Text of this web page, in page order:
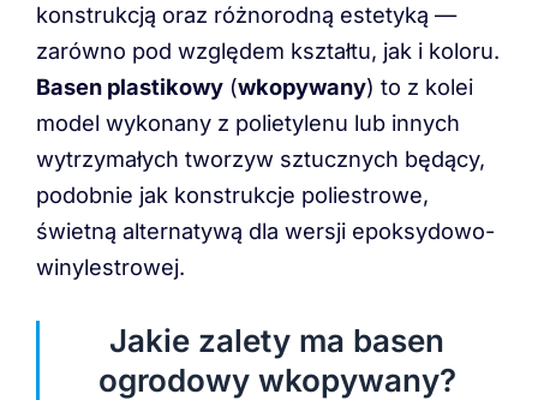
konstrukcją oraz różnorodną estetyką —
zarówno pod względem kształtu, jak i koloru.
Basen plastikowy (wkopywany) to z kolei
model wykonany z polietylenu lub innych
wytrzymałych tworzyw sztucznych będący,
podobnie jak konstrukcje poliestrowe,
świetną alternatywą dla wersji epoksydowo-
winylestrowej.
Jakie zalety ma basen
ogrodowy wkopywany?